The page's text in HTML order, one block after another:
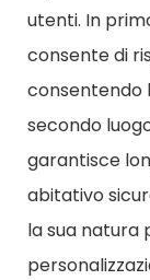
utenti. In
consente di
consentendo
secondo
garantisce
abitativo
la sua